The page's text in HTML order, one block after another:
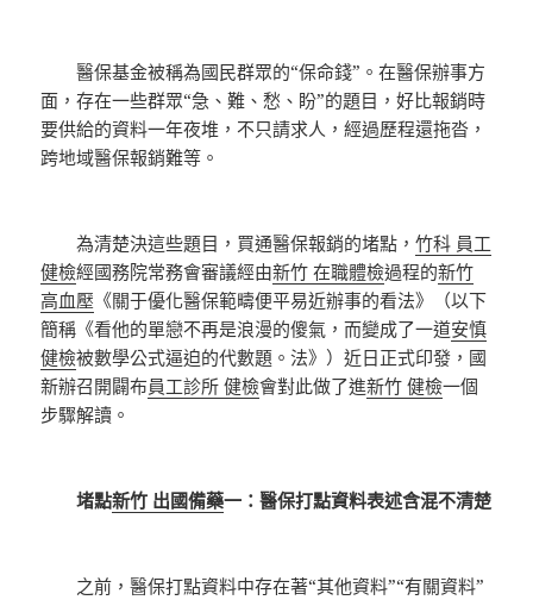
醫保基金被稱為國民群眾的“保命錢”。在醫保辦事方
面，存在一些群眾“急、難、愁、盼”的題目，好比報銷時
要供給的資料一年夜堆，不只請求人，經過歷程還拖沓，
跨地域醫保報銷難等。
為清楚決這些題目，買通醫保報銷的堵點，竹科 員工
健檢經國務院常務會審議經由新竹 在職體檢過程的新竹
高血壓 《關于優化醫保範疇便平易近辦事的看法》（以下
簡稱《看他的單戀不再是浪漫的傻氣，而變成了一道安慎
健檢被數學公式逼迫的代數題。法》）近日正式印發，國
新辦召開闢布員工診所 健檢會對此做了進新竹 健檢一個
步驟解讀。
堵點新竹 出國備藥一：醫保打點資料表述含混不清楚
之前，醫保打點資料中存在著“其他資料”“有關資料”